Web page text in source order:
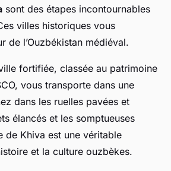
sont des étapes incontournables
villes historiques vous
de l’Ouzbékistan médiéval.
fortifiée, classée au patrimoine
vous transporte dans une
dans les ruelles pavées et
élancés et les somptueuses
de Khiva est une véritable
et la culture ouzbèkes.